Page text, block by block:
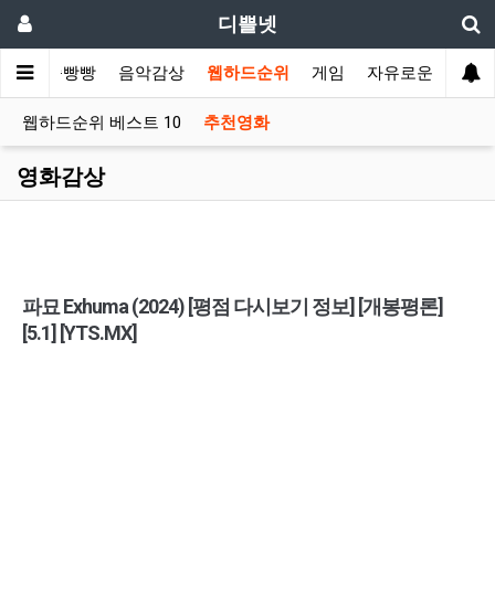
디쁠넷
쭉쭉빵빵 음악감상 웹하드순위 게임 자유로운글
웹하드순위 베스트 10 추천영화
영화감상
파묘 Exhuma (2024) [평점 다시보기 정보] [개봉평론]
[5.1] [YTS.MX]